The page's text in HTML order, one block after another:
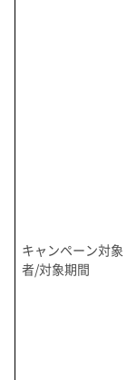
キャンペーン対象
者/対象期間